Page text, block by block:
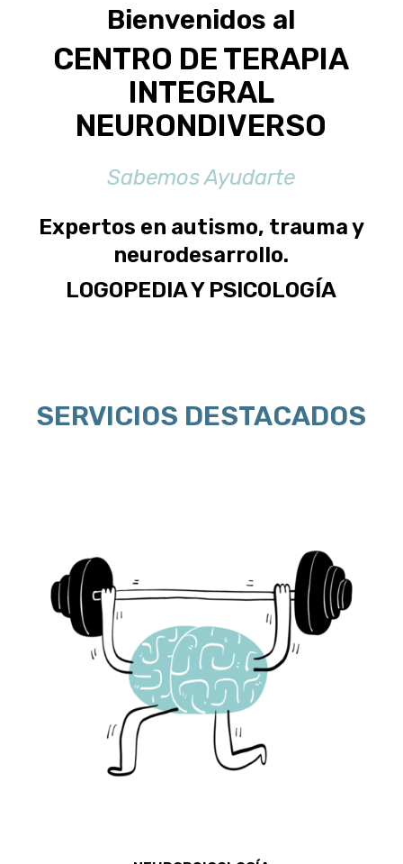
Bienvenidos al
CENTRO DE TERAPIA
INTEGRAL
NEURONDIVERSO
Sabemos Ayudarte
Expertos en autismo, trauma y
neurodesarrollo.
LOGOPEDIA Y PSICOLOGÍA
SERVICIOS DESTACADOS